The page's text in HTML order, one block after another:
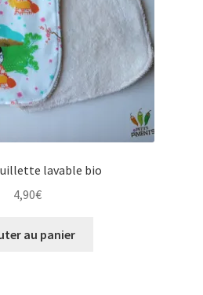
lavable bio
4,90€
au panier